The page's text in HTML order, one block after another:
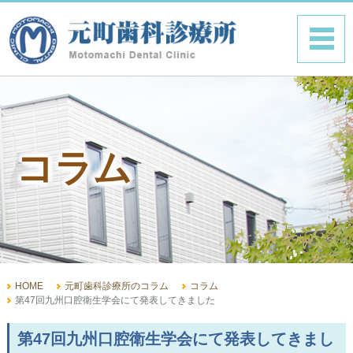
コラム
HOME 元町歯科診療所のコラム
コラム
第47回九州口腔衛生学会にて発表してきました
第47回九州口腔衛生学会にて発表してきまし